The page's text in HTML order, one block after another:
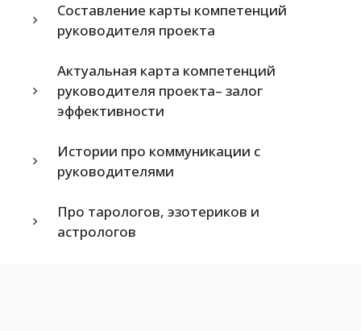
Составление карты компетенций
руководителя проекта
Актуальная карта компетенций
руководителя проекта– залог
эффективности
Истории про коммуникации с
руководителями
Про тарологов, эзотериков и
астрологов